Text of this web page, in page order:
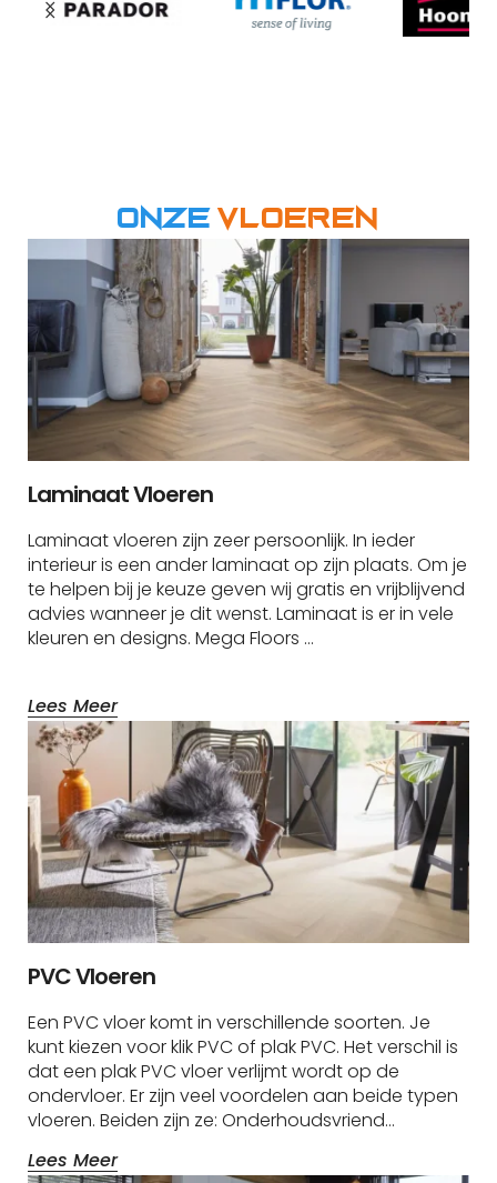
OnzeVloeren
Laminaat Vloeren
Laminaat vloeren zijn zeer persoonlijk. In ieder
interieur is een ander laminaat op zijn plaats. Om je
te helpen bij je keuze geven wij gratis en vrijblijvend
advies wanneer je dit wenst. Laminaat is er in vele
kleuren en designs. Mega Floors …
Lees Meer
PVC Vloeren
Een PVC vloer komt in verschillende soorten. Je
kunt kiezen voor klik PVC of plak PVC. Het verschil is
dat een plak PVC vloer verlijmt wordt op de
ondervloer. Er zijn veel voordelen aan beide typen
vloeren. Beiden zijn ze: Onderhoudsvriend…
Lees Meer